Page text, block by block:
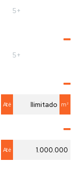
5+
5+
Até m²
Até